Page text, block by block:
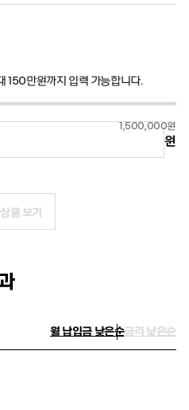
150만원까지 입력 가능합니다.
1,500,000원
원
품 보기
월 납입금 낮은순금리 낮은순